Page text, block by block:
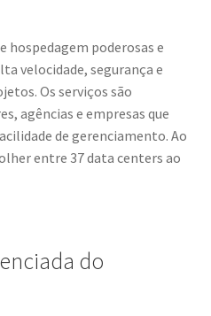
hospedagem poderosas e
velocidade, segurança e
Os serviços são
agências e empresas que
de gerenciamento. Ao
entre 37 data centers ao
do